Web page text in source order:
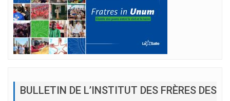
BULLETIN DE L’INSTITUT DES FRÈRES DES